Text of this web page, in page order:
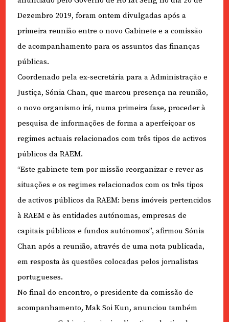
Dezembro 2019, foram ontem divulgadas após a
primeira reunião entre o novo Gabinete e a comissão
de acompanhamento para os assuntos das finanças
públicas.
Coordenado pela ex-secretária para a Administração e
Justiça, Sónia Chan, que marcou presença na reunião,
o novo organismo irá, numa primeira fase, proceder à
pesquisa de informações de forma a aperfeiçoar os
regimes actuais relacionados com três tipos de activos
públicos da RAEM.
“Este gabinete tem por missão reorganizar e rever as
situações e os regimes relacionados com os três tipos
de activos públicos da RAEM: bens imóveis pertencidos
à RAEM e às entidades autónomas, empresas de
capitais públicos e fundos autónomos”, afirmou Sónia
Chan após a reunião, através de uma nota publicada,
em resposta às questões colocadas pelos jornalistas
portugueses.
No final do encontro, o presidente da comissão de
acompanhamento, Mak Soi Kun, anunciou também